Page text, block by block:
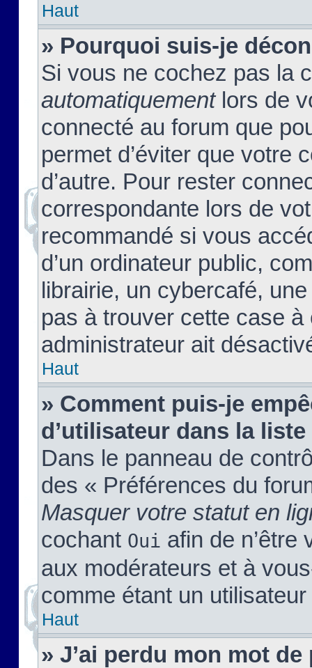
Haut
» Pourquoi suis-je
Si vous ne cochez pas la
automatiquementlors de
connecté au forum que
permet d’éviter que votre
d’autre. Pour rester
correspondante lors de
recommandé si vous
d’un ordinateur public,
librairie, un cybercafé,
pas à trouver cette case à
administrateur ait
Haut
» Comment puis-je
d’utilisateur dans la
Dans le panneau de
des « Préférences du
Masquer votre statut en
cochant Oui afin de n’être
aux modérateurs et à
comme étant un
Haut
» J’ai perdu mon mot de